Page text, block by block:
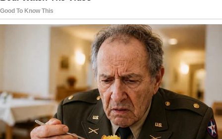
oferecer apoio à mãe.